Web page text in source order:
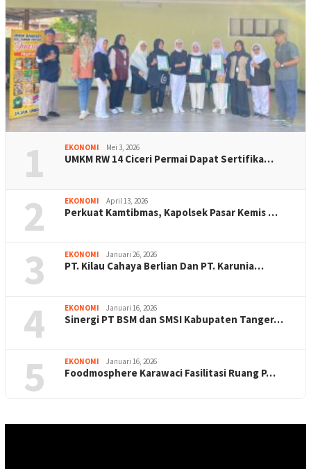
1 EKONOMI Mei 3, 2026
UMKM RW 14 Ciceri Permai Dapat Sertifika…
2 EKONOMI April 13, 2026
Perkuat Kamtibmas, Kapolsek Pasar Kemis …
3 EKONOMI Januari 26, 2026
PT. Kilau Cahaya Berlian Dan PT. Karunia…
4 EKONOMI Januari 16, 2026
Sinergi PT BSM dan SMSI Kabupaten Tanger…
5 EKONOMI Januari 16, 2026
Foodmosphere Karawaci Fasilitasi Ruang P…